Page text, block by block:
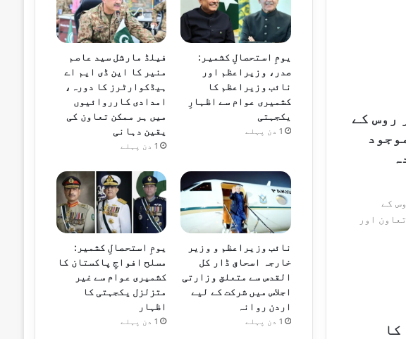
روس کے
کے
اور
یومِ استحصالِ کشمیر:
صدر، وزیراعظم اور
نائب وزیراعظم کا
کشمیری عوام سے اظہارِ
یکجہتی
1 دن پہلے
فیلڈ مارشل سید عاصم
منیر کا این ڈی ایم اے
ہیڈکوارٹرز کا دورہ،
امدادی کارروائیوں
میں ہر ممکن تعاون کی
یقین دہانی
1 دن پہلے
نائب وزیراعظم و وزیر
خارجہ اسحاق ڈار کل
القدس سے متعلق وزارتی
اجلاس میں شرکت کے لیے
اردن روانہ
1 دن پہلے
یومِ استحصالِ کشمیر:
مسلح افواجِ پاکستان کا
کشمیری عوام سے غیر
متزلزل یکجہتی کا
اظہار
1 دن پہلے